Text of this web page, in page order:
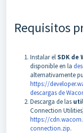
Requisitos
Instalar elSDK de
disponible en la
alternativamente
https://
descargas de
Descarga de las
Connection
https://
connection.zip.